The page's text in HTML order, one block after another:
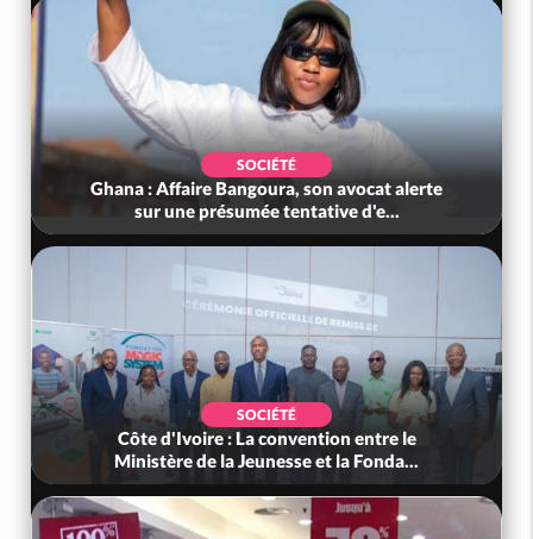
SOCIÉTÉ
Ghana : Affaire Bangoura, son avocat alerte
sur une présumée tentative d'e...
SOCIÉTÉ
Côte d'Ivoire : La convention entre le
Ministère de la Jeunesse et la Fonda...